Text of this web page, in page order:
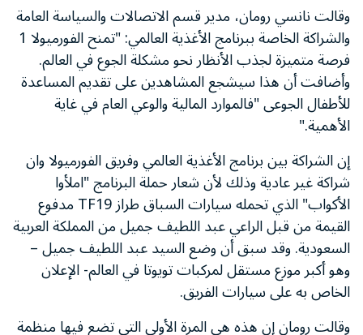
وقالت نانسي رومان، مدير قسم الاتصالات والسياسة العامة
والشراكة الخاصة ببرنامج الأغذية العالمي: "تمنح الفورميولا 1
فرصة متميزة لجذب الأنظار نحو مشكلة الجوع في العالم.
وأضافت أن هذا سيشجع المشاهدين على تقديم المساعدة
للأطفال الجوعى "فالموارد المالية والوعي العام في غاية
الأهمية."
إن الشراكة بين برنامج الأغذية العالمي وفريق الفورميولا وان
شراكة غير عادية وذلك لأن شعار حملة البرنامج "املأوا
الأكواب" الذي تحمله سيارات السباق طراز TF19 مدفوع
القيمة من قبل الراعي عبد اللطيف جميل من المملكة العربية
السعودية. وقد سبق أن وضع السيد عبد اللطيف جميل –
وهو أكبر موزع مستقل لمركبات تويوتا في العالم- الإعلان
الخاص به على سيارات الفريق.
وقالت رومان إن هذه هي المرة الأولى التي تضع فيها منظمة